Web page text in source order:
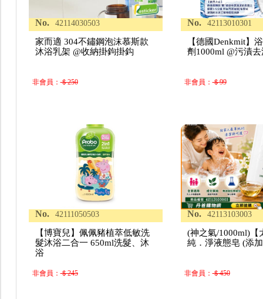
No. 42114030503
家而適 304不鏽鋼泡沫慕斯款
沐浴乳架 @收納掛鉤掛鈎
非會員：＄250
No. 42113010301
【德國Denkmit】
劑1000ml @污漬去
非會員：＄99
No. 42111050503
【博寶兒】佩佩豬植萃低敏洗
髮沐浴二合一 650ml洗髮、沐
浴
非會員：＄245
No. 42113103003
(神之氣/1000ml)【
純．淨液態皂 (添
非會員：＄450